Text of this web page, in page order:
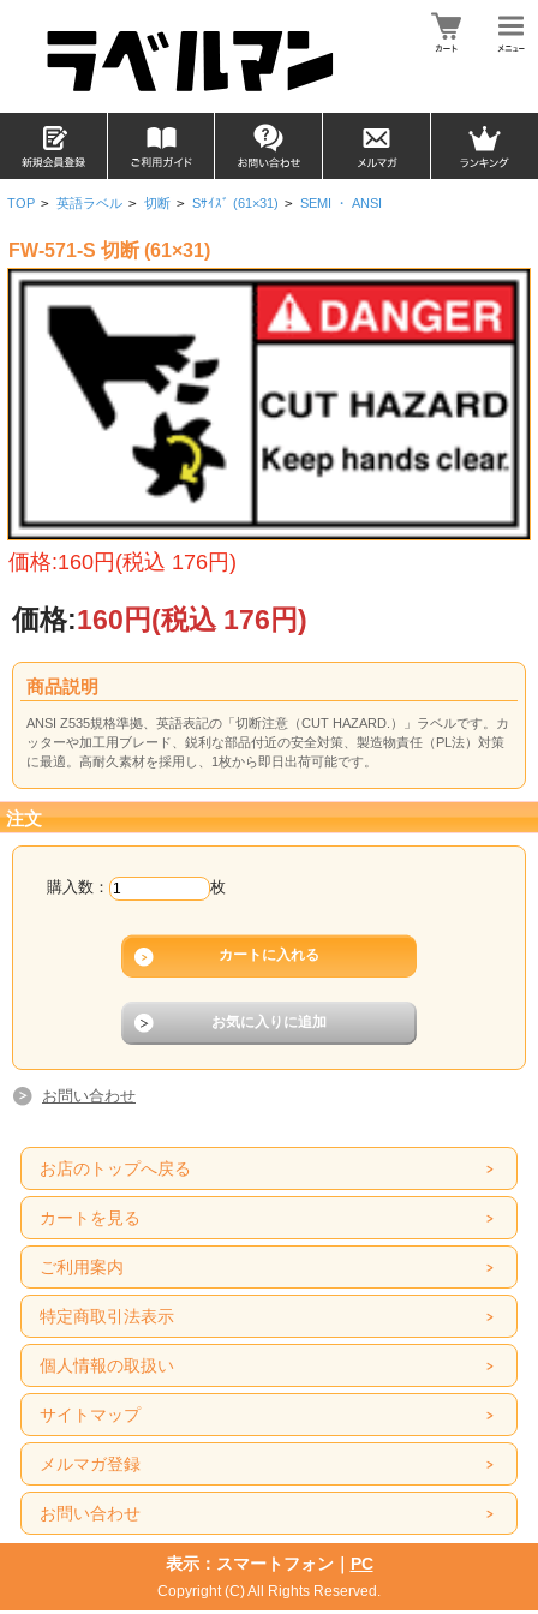
TOP > 英語ラベル > 切断 > Sｻｲｽﾞ (61×31) > SEMI ・ ANSI
FW-571-S 切断 (61×31)
価格:160円(税込 176円)
価格:160円(税込 176円)
商品説明
ANSI Z535規格準拠、英語表記の「切断注意（CUT HAZARD.）」ラベルです。カ
ッターや加工用ブレード、鋭利な部品付近の安全対策、製造物責任（PL法）対策
に最適。高耐久素材を採用し、1枚から即日出荷可能です。
注文
購入数： 枚
お問い合わせ
お店のトップへ戻る
カートを見る
ご利用案内
特定商取引法表示
個人情報の取扱い
サイトマップ
メルマガ登録
お問い合わせ
表示：スマートフォン｜ PC
Copyright (C) All Rights Reserved.